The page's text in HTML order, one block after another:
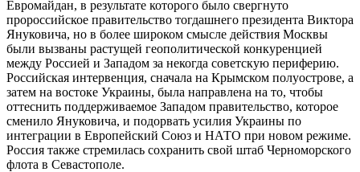
Евромайдан, в результате которого было свергнуто
пророссийское правительство тогдашнего президента Виктора
Януковича, но в более широком смысле действия Москвы
были вызваны растущей геополитической конкуренцией
между Россией и Западом за некогда советскую периферию.
Российская интервенция, сначала на Крымском полуострове, а
затем на востоке Украины, была направлена ​​на то, чтобы
оттеснить поддерживаемое Западом правительство, которое
сменило Януковича, и подорвать усилия Украины по
интеграции в Европейский Союз и НАТО при новом режиме.
Россия также стремилась сохранить свой штаб Черноморского
флота в Севастополе.